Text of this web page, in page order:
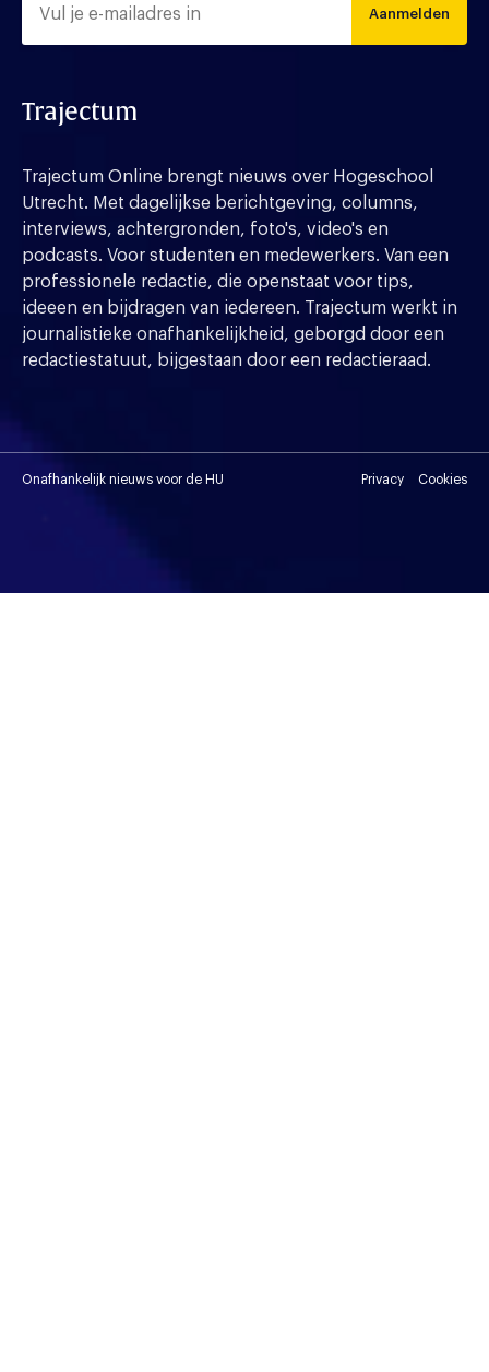
Aanmelden
Trajectum
Trajectum Online brengt nieuws over Hogeschool
Utrecht. Met dagelijkse berichtgeving, columns,
interviews, achtergronden, foto's, video's en
podcasts. Voor studenten en medewerkers. Van een
professionele redactie, die openstaat voor tips,
ideeen en bijdragen van iedereen. Trajectum werkt in
journalistieke onafhankelijkheid, geborgd door een
redactiestatuut, bijgestaan door een redactieraad.
Onafhankelijk nieuws voor de HU Privacy Cookies